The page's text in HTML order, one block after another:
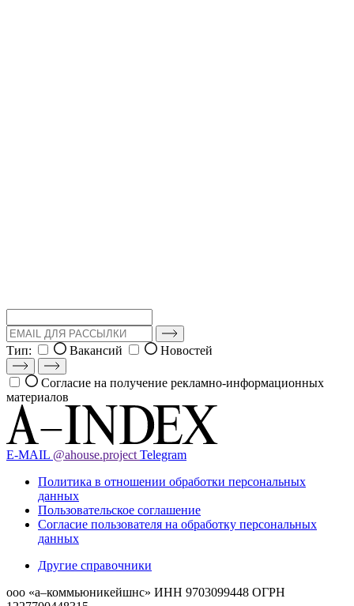
Тип: Вакансий Новостей
Согласие на получение рекламно-информационных
материалов
E-MAIL @ahouse.project Telegram
Политика в отношении обработки персональных
данных
Пользовательское соглашение
Согласие пользователя на обработку персональных
данных
Другие справочники
ооо «а–коммьюникейшнс» ИНН 9703099448 ОГРН